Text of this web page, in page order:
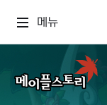
메뉴